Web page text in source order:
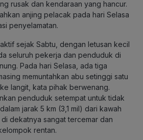
rusak dan kendaraan yang hancur.
anjing pelacak pada hari Selasa
penyelamatan.
sejak Sabtu, dengan letusan kecil
seluruh pekerja dan penduduk di
Pada hari Selasa, ada tiga
memuntahkan abu setinggi satu
langit, kata pihak berwenang.
penduduk setempat untuk tidak
jarak 5 km (3,1 mil) dari kawah
dekatnya sangat tercemar dan
rentan.